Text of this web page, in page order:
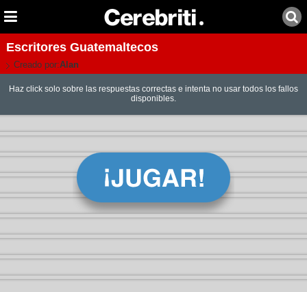
Escritores Guatemaltecos
Creado por:Alan
Haz click solo sobre las respuestas correctas e intenta no usar todos los fallos
disponibles.